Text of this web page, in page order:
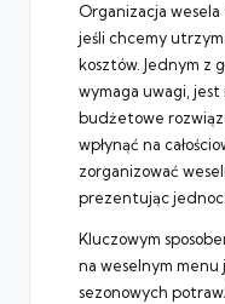
Organizacja wesela
jeśli chcemy
kosztów. Jednym z
wymaga uwagi, jest
budżetowe
wpłynąć na
zorganizować
prezentując
Kluczowym
na weselnym
sezonowych